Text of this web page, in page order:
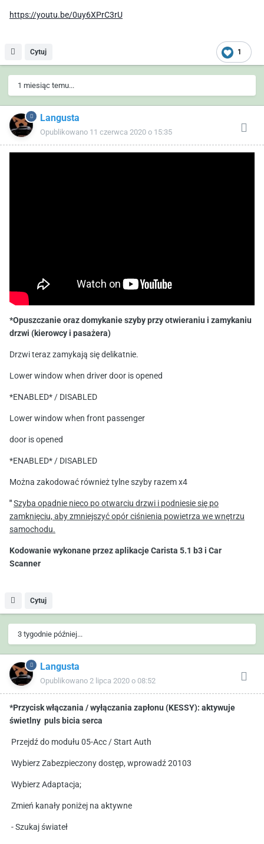
https://youtu.be/0uy6XPrC3rU
1
Cytuj
1 miesiąc temu...
Langusta
Opublikowano 11 czerwca 2020 o 15:35
*Opuszczanie oraz domykanie szyby przy otwieraniu i zamykaniu
drzwi (kierowcy i pasażera)
Drzwi teraz zamykają się delikatnie.
Lower window when driver door is opened
*ENABLED* / DISABLED
Lower window when front passenger
door is opened
*ENABLED* / DISABLED
Można zakodować również tylne szyby razem x4
"Szyba opadnie nieco po otwarciu drzwi i podniesie się po
zamknięciu, aby zmniejszyć opór ciśnienia powietrza we wnętrzu
samochodu.
Kodowanie wykonane przez aplikacje Carista 5.1 b3 i Car
Scanner
Cytuj
3 tygodnie później...
Langusta
Opublikowano 2 lipca 2020 o 08:52
*Przycisk włączania / wyłączania zapłonu (KESSY): aktywuje
świetlny puls bicia serca
Przejdź do modułu 05-Acc / Start Auth
Wybierz Zabezpieczony dostęp, wprowadź 20103
Wybierz Adaptacja;
Zmień kanały poniżej na aktywne
- Szukaj świateł